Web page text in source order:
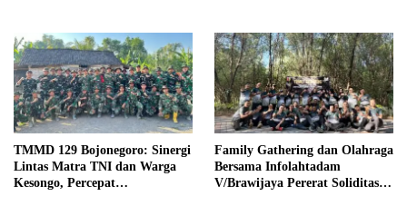
TMMD 129 Bojonegoro: Sinergi
Lintas Matra TNI dan Warga
Kesongo, Percepat
Family Gathering dan Olahraga
Bersama Infolahtadam
V/Brawijaya Pererat Soliditas